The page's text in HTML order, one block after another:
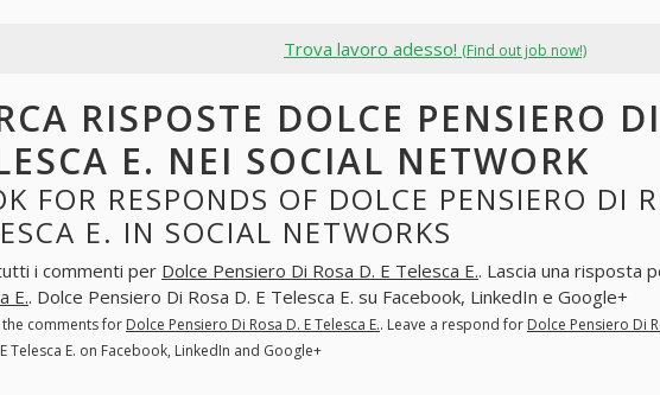
Trova lavoro adesso! (Find out job now!)
RISPOSTE DOLCE PENSIERO
E. NEI SOCIAL NETWORK
FOR RESPONDS OF DOLCE PENSIERO DI
E. IN SOCIAL NETWORKS
i commenti per Dolce Pensiero Di Rosa D. E Telesca E.. Lascia una risposta
E.. Dolce Pensiero Di Rosa D. E Telesca E. su Facebook, LinkedIn e Google+
the comments for Dolce Pensiero Di Rosa D. E Telesca E.. Leave a respond for Dolce Pensiero Di
Telesca E. on Facebook, LinkedIn and Google+